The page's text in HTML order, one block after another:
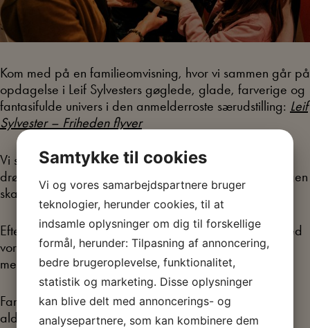
Kom med på en familieomvisning, hvor vi sammen går på
opdagelse i Leif Sylvesters gøglede, glade, farverige og
fantasifulde univers i den anmelderroste særudstilling: Leif
Sylvester – Friheden flyver
Vi skal forme vores hverdagshelte, snakke om vores
drømme og med hjælp fra Leif Sylvester finde vores egen
skaberkraft frem.
Efter omvisningen kan I se, om I kan fange friheden med
vores familiehæfte i hænderne eller selv prøve kræfter
med cirkusnumre og gøgleri i udstillingens cirkustelt.
Familieomvisningen er målrettet familier med børn i
alderen 5-10 år, men alle er velkomne.
Samtykke til cookies
Vi og vores samarbejdspartnere bruger
teknologier, herunder cookies, til at
indsamle oplysninger om dig til forskellige
formål, herunder: Tilpasning af annoncering,
bedre brugeroplevelse, funktionalitet,
statistik og marketing. Disse oplysninger
kan blive delt med annoncerings- og
analysepartnere, som kan kombinere dem